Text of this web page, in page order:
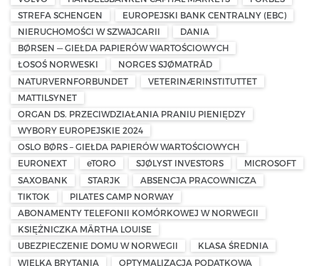
STREFA SCHENGEN
EUROPEJSKI BANK CENTRALNY (EBC)
NIERUCHOMOŚCI W SZWAJCARII
DANIA
BØRSEN — GIEŁDA PAPIERÓW WARTOŚCIOWYCH
ŁOSOŚ NORWESKI
NORGES SJØMATRÅD
NATURVERNFORBUNDET
VETERINÆRINSTITUTTET
MATTILSYNET
ORGAN DS. PRZECIWDZIAŁANIA PRANIU PIENIĘDZY
WYBORY EUROPEJSKIE 2024
OSLO BØRS – GIEŁDA PAPIERÓW WARTOŚCIOWYCH
EURONEXT
eTORO SJØLYST INVESTORS
MICROSOFT
SAXOBANK
STARJK
ABSENCJA PRACOWNICZA
TIKTOK
PILATES CAMP NORWAY
ABONAMENTY TELEFONII KOMÓRKOWEJ W NORWEGII
KSIĘŻNICZKA MÄRTHA LOUISE
UBEZPIECZENIE DOMU W NORWEGII
KLASA ŚREDNIA
WIELKA BRYTANIA
OPTYMALIZACJA PODATKOWA